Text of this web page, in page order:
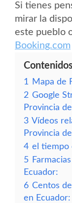
Si tienes
mirar la
este pueblo
Booking.com
1
Mapa de
2 Google
Provincia
3 Vídeos
Provincia
4 el tiempo
5
Ecuador:
6 Centos
en Ecuador: